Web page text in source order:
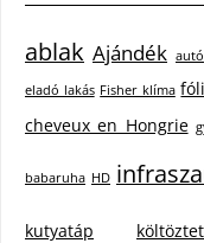
ablak Ajándék autó
eladó lakás Fisher klíma
cheveux en Hongrie
babaruha HD
kutyatáp